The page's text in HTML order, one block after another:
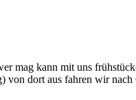
mag kann mit uns
von dort aus fahren wir